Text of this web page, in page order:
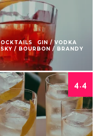
GIN / VODKA
/ BOURBON / BRANDY
4.4